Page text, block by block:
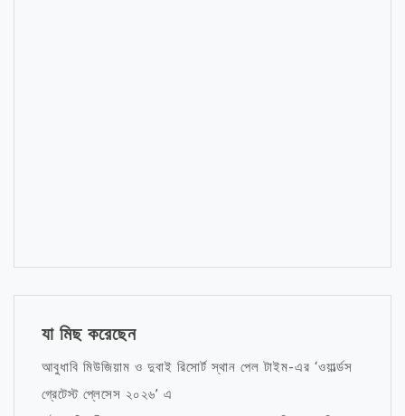
যা মিছ করেছেন
আবুধাবি মিউজিয়াম ও দুবাই রিসোর্ট স্থান পেল টাইম-এর ‘ওয়ার্ল্ডস
গ্রেটেস্ট প্লেসেস ২০২৬’ এ